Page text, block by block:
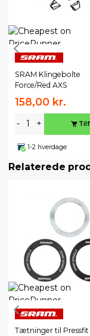
SRAM Klingebolte
Force/Red AXS
158,00 kr.
- +
1-2 hverdage
Relaterede
Tætninger til Pressfit